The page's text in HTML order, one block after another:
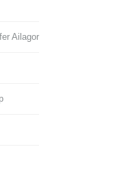
Ailagor